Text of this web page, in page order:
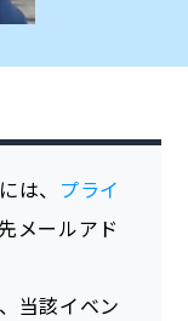
は、 プライ
メールアド
当該イベン